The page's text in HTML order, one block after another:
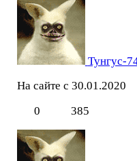
Тунгус-
На сайте с 30.01.2020
0
385